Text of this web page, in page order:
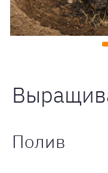
Полив